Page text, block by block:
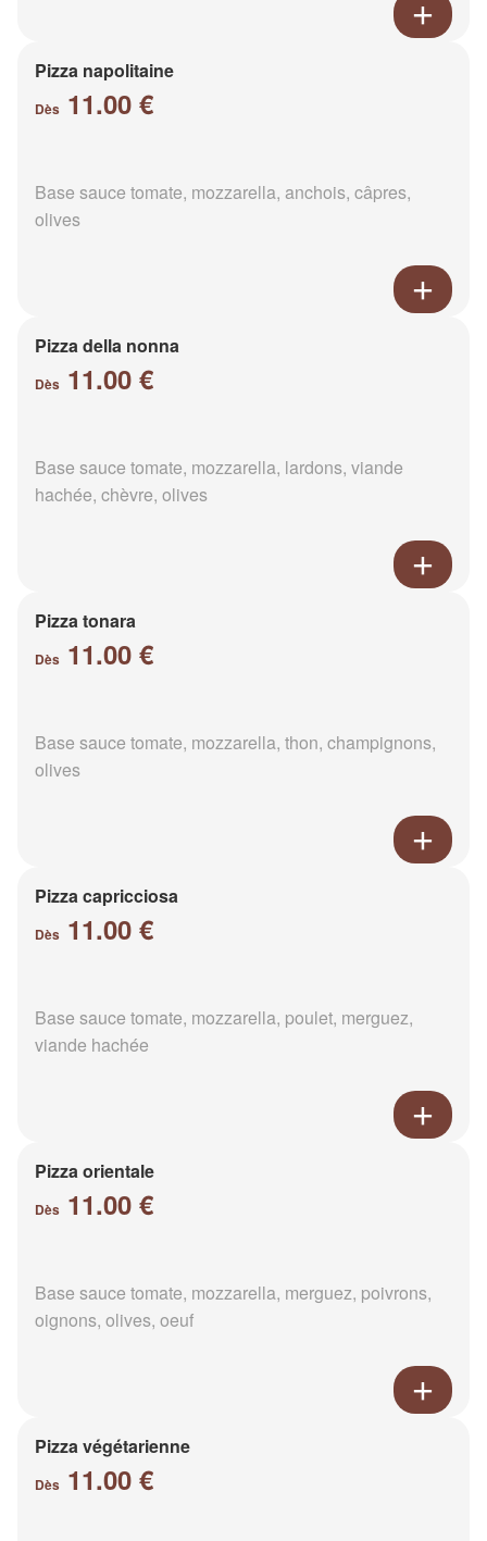
Pizza napolitaine
Dès 11.00 €
Base sauce tomate, mozzarella, anchois, câpres,
olives
Pizza della nonna
Dès 11.00 €
Base sauce tomate, mozzarella, lardons, viande
hachée, chèvre, olives
Pizza tonara
Dès 11.00 €
Base sauce tomate, mozzarella, thon, champignons,
olives
Pizza capricciosa
Dès 11.00 €
Base sauce tomate, mozzarella, poulet, merguez,
viande hachée
Pizza orientale
Dès 11.00 €
Base sauce tomate, mozzarella, merguez, poivrons,
oignons, olives, oeuf
Pizza végétarienne
Dès 11.00 €